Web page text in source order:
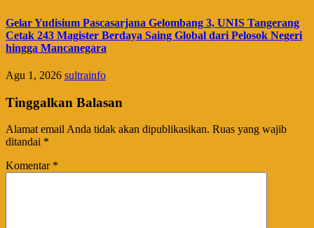
Gelar Yudisium Pascasarjana Gelombang 3, UNIS Tangerang
Cetak 243 Magister Berdaya Saing Global dari Pelosok Negeri
hingga Mancanegara
Agu 1, 2026 sultrainfo
Tinggalkan Balasan
Alamat email Anda tidak akan dipublikasikan. Ruas yang wajib
ditandai *
Komentar *